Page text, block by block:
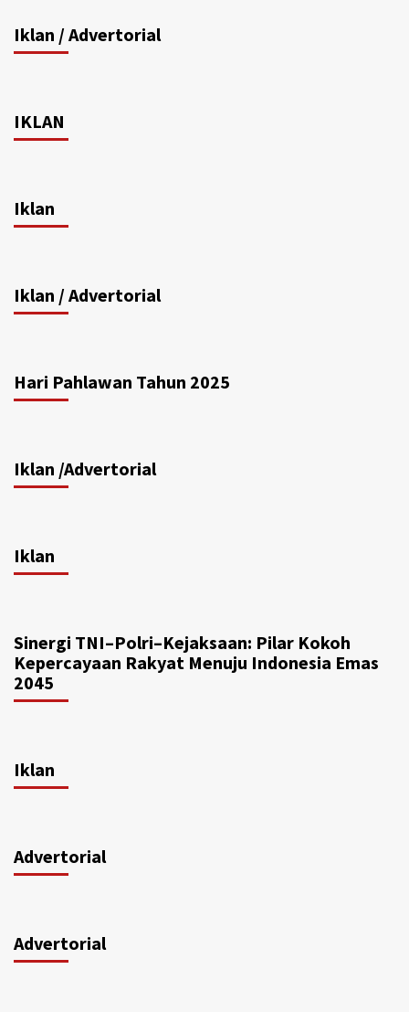
Iklan / Advertorial
IKLAN
Iklan
Iklan / Advertorial
Hari Pahlawan Tahun 2025
Iklan /Advertorial
Iklan
Sinergi TNI–Polri–Kejaksaan: Pilar Kokoh
Kepercayaan Rakyat Menuju Indonesia Emas
2045
Iklan
Advertorial
Advertorial